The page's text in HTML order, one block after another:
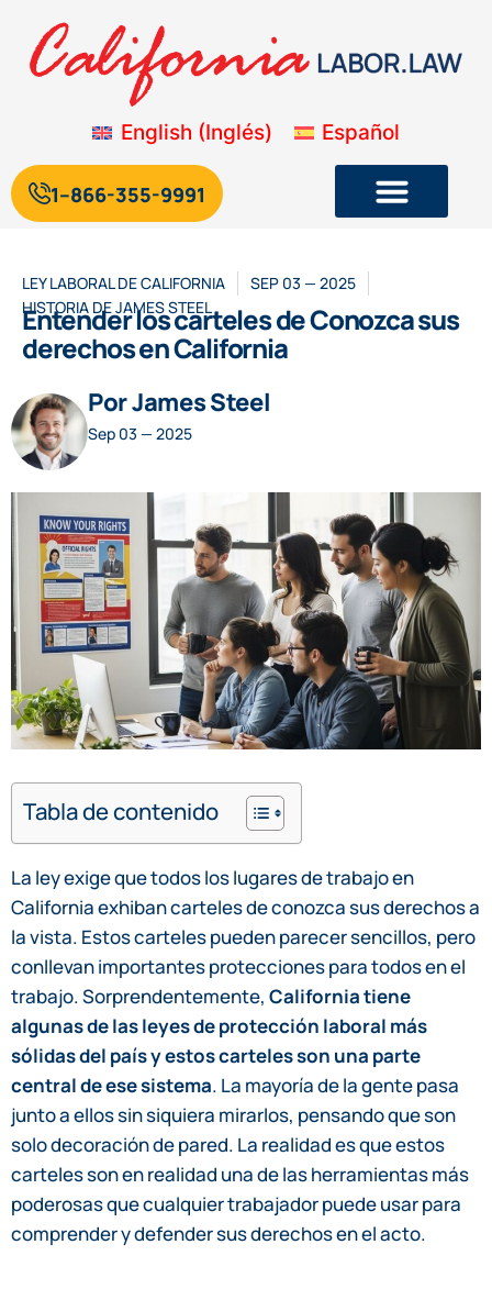
English (Inglés) Español
1--866-355-9991
LEY LABORAL DE CALIFORNIA
SEP 03 — 2025
HISTORIA DEJAMES STEEL
Entender los carteles de Conozca sus
derechos en California
Por James Steel
Sep 03 — 2025
Tabla de contenido
La ley exige que todos los lugares de trabajo en
California exhiban carteles de conozca sus derechos a
la vista. Estos carteles pueden parecer sencillos, pero
conllevan importantes protecciones para todos en el
trabajo. Sorprendentemente, California tiene
algunas de las leyes de protección laboral más
sólidas del país y estos carteles son una parte
central de ese sistema. La mayoría de la gente pasa
junto a ellos sin siquiera mirarlos, pensando que son
solo decoración de pared. La realidad es que estos
carteles son en realidad una de las herramientas más
poderosas que cualquier trabajador puede usar para
comprender y defender sus derechos en el acto.